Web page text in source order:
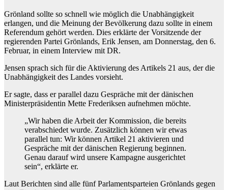
Grönland sollte so schnell wie möglich die Unabhängigkeit
erlangen, und die Meinung der Bevölkerung dazu sollte in einem
Referendum gehört werden. Dies erklärte der Vorsitzende der
regierenden Partei Grönlands, Erik Jensen, am Donnerstag, den 6.
Februar, in einem Interview mit DR.
Jensen sprach sich für die Aktivierung des Artikels 21 aus, der die
Unabhängigkeit des Landes vorsieht.
Er sagte, dass er parallel dazu Gespräche mit der dänischen
Ministerpräsidentin Mette Frederiksen aufnehmen möchte.
„Wir haben die Arbeit der Kommission, die bereits
verabschiedet wurde. Zusätzlich können wir etwas
parallel tun: Wir können Artikel 21 aktivieren und
Gespräche mit der dänischen Regierung beginnen.
Genau darauf wird unsere Kampagne ausgerichtet
sein“, erklärte er.
Laut Berichten sind alle fünf Parlamentsparteien Grönlands gegen